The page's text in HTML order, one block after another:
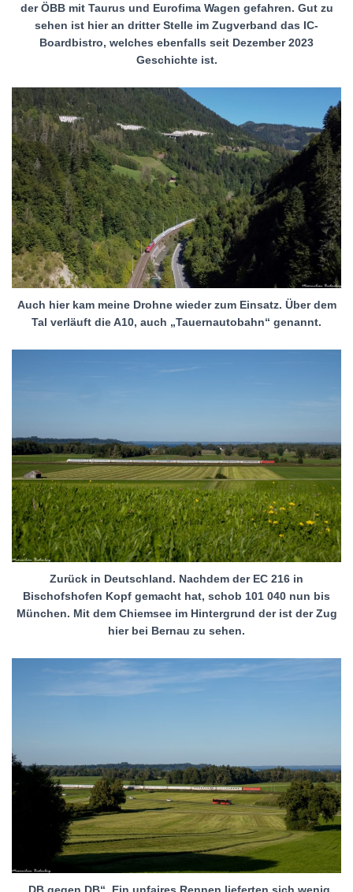
der ÖBB mit Taurus und Eurofima Wagen gefahren. Gut zu
sehen ist hier an dritter Stelle im Zugverband das IC-
Boardbistro, welches ebenfalls seit Dezember 2023
Geschichte ist.
Auch hier kam meine Drohne wieder zum Einsatz. Über dem
Tal verläuft die A10, auch „Tauernautobahn“ genannt.
Zurück in Deutschland. Nachdem der EC 216 in
Bischofshofen Kopf gemacht hat, schob 101 040 nun bis
München. Mit dem Chiemsee im Hintergrund der ist der Zug
hier bei Bernau zu sehen.
„DB gegen DB“. Ein unfaires Rennen lieferten sich wenig